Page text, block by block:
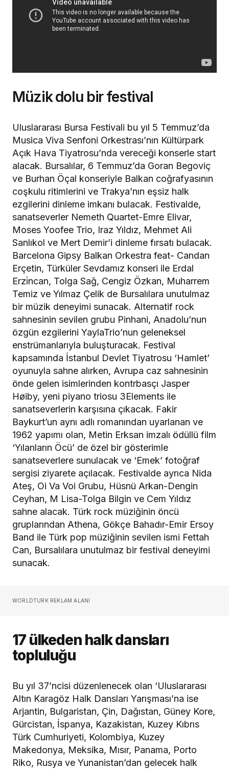
Müzik dolu bir festival
Uluslararası Bursa Festivali bu yıl 5 Temmuz’da
Musica Viva Senfoni Orkestrası’nın Kültürpark
Açık Hava Tiyatrosu’nda vereceği konserle start
alacak. Bursalılar, 6 Temmuz’da Goran Begoviç
ve Burhan Öçal konseriyle Balkan coğrafyasının
coşkulu ritimlerini ve Trakya’nın eşsiz halk
ezgilerini dinleme imkanı bulacak. Festivalde,
sanatseverler Nemeth Quartet-Emre Elivar,
Moses Yoofee Trio, Iraz Yıldız, Mehmet Ali
Sanlıkol ve Mert Demir’i dinleme fırsatı bulacak.
Barcelona Gipsy Balkan Orkestra feat- Candan
Erçetin, Türküler Sevdamız konseri ile Erdal
Erzi̇ncan, Tolga Sağ, Cengiz Özkan, Muharrem
Temiz ve Yılmaz Çelik de Bursalılara unutulmaz
bir müzik deneyimi sunacak. Alternatif rock
sahnesinin sevilen grubu Pinhani, Anadolu’nun
özgün ezgilerini YaylaTrio’nun geleneksel
enstrümanlarıyla buluşturacak. Festival
kapsamında İstanbul Devlet Tiyatrosu ‘Hamlet’
oyunuyla sahne alırken, Avrupa caz sahnesinin
önde gelen isimlerinden kontrbasçı Jasper
Høiby, yeni piyano triosu 3Elements ile
sanatseverlerin karşısına çıkacak. Fakir
Baykurt’un aynı adlı romanından uyarlanan ve
1962 yapımı olan, Metin Erksan imzalı ödüllü film
‘Yılanların Öcü’ de özel bir gösterimle
sanatseverlere sunulacak ve ‘Emek’ fotoğraf
sergisi ziyarete açılacak. Festivalde ayrıca Nida
Ateş, Oi Va Voi Grubu, Hüsnü Arkan-Dengin
Ceyhan, M Lisa-Tolga Bilgin ve Cem Yıldız
sahne alacak. Türk rock müziğinin öncü
gruplarından Athena, Gökçe Bahadır-Emir Ersoy
Band ile Türk pop müziğinin sevilen ismi Fettah
Can, Bursalılara unutulmaz bir festival deneyimi
sunacak.
WORLDTURK REKLAM ALANI
17 ülkeden halk dansları
topluluğu
Bu yıl 37’ncisi düzenlenecek olan ‘Uluslararası
Altın Karagöz Halk Dansları Yarışması’na ise
Arjantin, Bulgaristan, Çin, Dağıstan, Güney Kore,
Gürcistan, İspanya, Kazakistan, Kuzey Kıbrıs
Türk Cumhuriyeti, Kolombiya, Kuzey
Makedonya, Meksika, Mısır, Panama, Porto
Riko, Rusya ve Yunanistan’dan gelecek halk